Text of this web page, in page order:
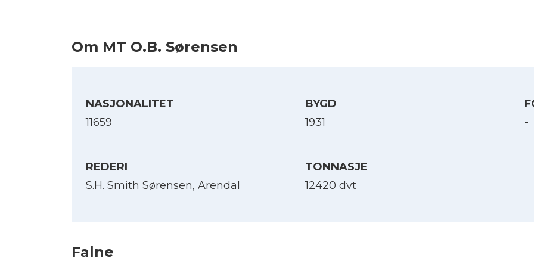
Om MT O.B. Sørensen
NASJONALITET
11659
BYGD
1931
-
REDERI
S.H. Smith Sørensen, Arendal
TONNASJE
12420 dvt
Falne